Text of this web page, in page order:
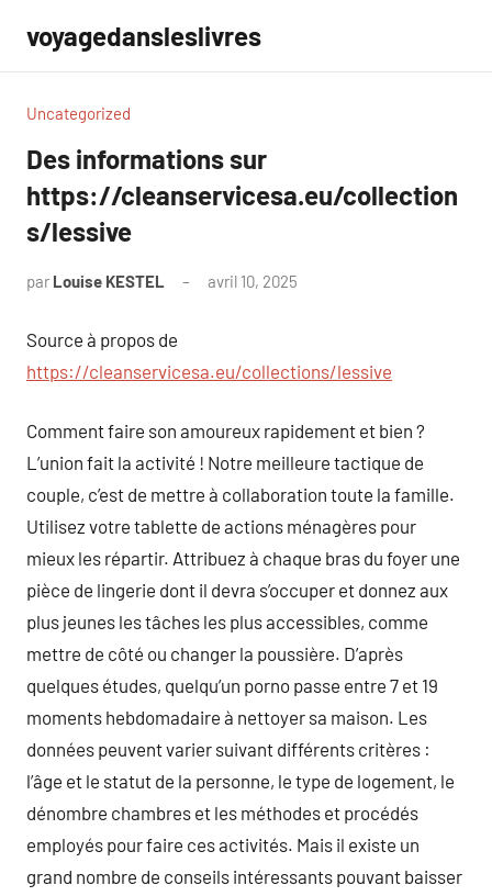
contenu
voyagedansleslivres
Uncategorized
Des informations sur
https://cleanservicesa.eu/collection
s/lessive
par Louise KESTEL avril 10, 2025
Source à propos de
https://cleanservicesa.eu/collections/lessive
Comment faire son amoureux rapidement et bien ?
L’union fait la activité ! Notre meilleure tactique de
couple, c’est de mettre à collaboration toute la famille.
Utilisez votre tablette de actions ménagères pour
mieux les répartir. Attribuez à chaque bras du foyer une
pièce de lingerie dont il devra s’occuper et donnez aux
plus jeunes les tâches les plus accessibles, comme
mettre de côté ou changer la poussière. D’après
quelques études, quelqu’un porno passe entre 7 et 19
moments hebdomadaire à nettoyer sa maison. Les
données peuvent varier suivant différents critères :
l’âge et le statut de la personne, le type de logement, le
dénombre chambres et les méthodes et procédés
employés pour faire ces activités. Mais il existe un
grand nombre de conseils intéressants pouvant baisser